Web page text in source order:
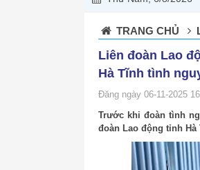
TRANG CHỦ
Liên đoàn Lao
Hà Tĩnh tình
Đăng ngày 06-11-2025
Trước khi đoàn tình
đoàn Lao động tỉnh